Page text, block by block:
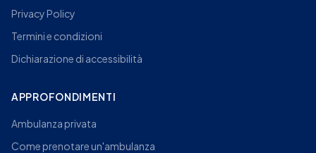
Privacy Policy
Termini e condizioni
Dichiarazione di accessibilità
APPROFONDIMENTI
Ambulanza privata
Come prenotare un'ambulanza